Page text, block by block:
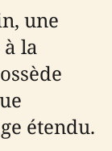
une
la
étendu.